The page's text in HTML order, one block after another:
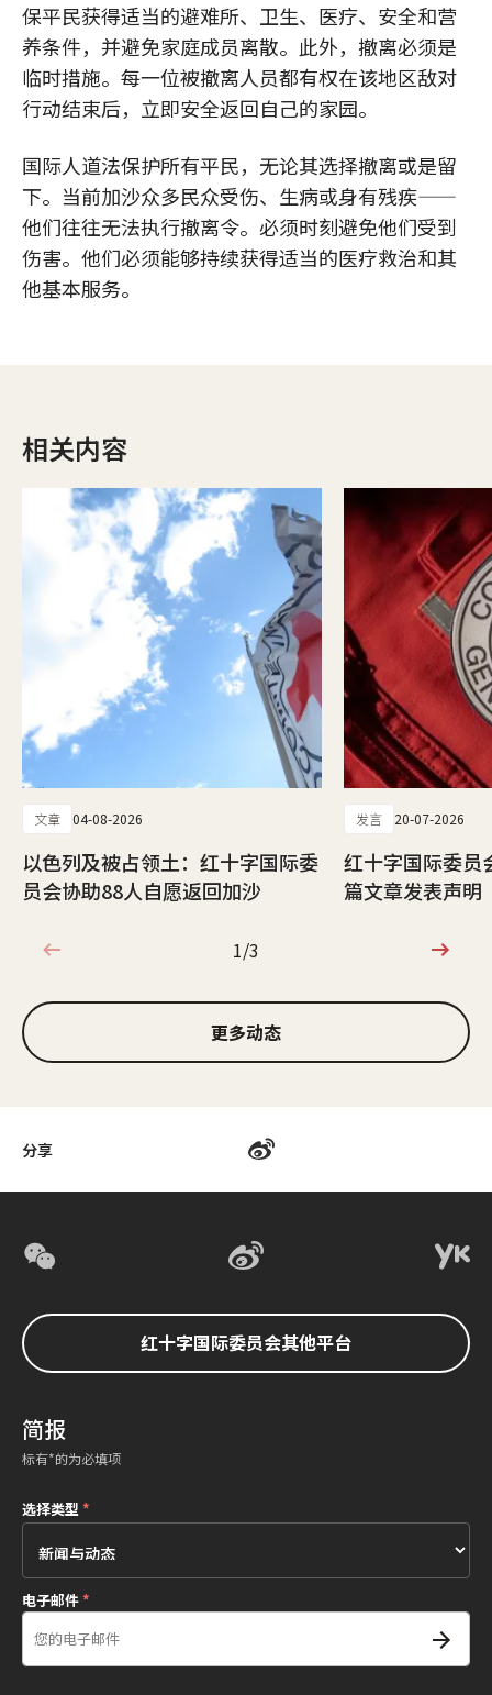
分享
保平民获得适当的避难所、卫生、医疗、安全和营
养条件，并避免家庭成员离散。此外，撤离必须是
临时措施。每一位被撤离人员都有权在该地区敌对
行动结束后，立即安全返回自己的家园。
国际人道法保护所有平民，无论其选择撤离或是留
下。当前加沙众多民众受伤、生病或身有残疾——
他们往往无法执行撤离令。必须时刻避免他们受到
伤害。他们必须能够持续获得适当的医疗救治和其
他基本服务。
相关内容
文章 04-08-2026
以色列及被占领土：红十字国际委
员会协助88人自愿返回加沙
发言 20-07-2026
红十字国际委员
篇文章发表声明
1/3
1/3
更多动态
红十字国际委员会其他平台
简报
标有*的为必填项
选择类型*
电子邮件*